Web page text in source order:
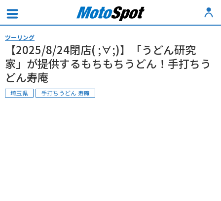
ツーリング
【2025/8/24閉店( ;∀;)】「うどん研究
家」が提供するもちもちうどん！手打ちう
どん寿庵
埼玉県 手打ちうどん 寿庵